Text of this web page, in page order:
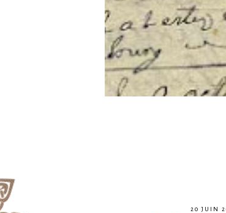
20 JUIN